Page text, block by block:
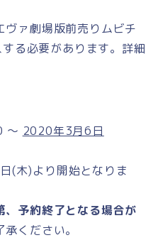
ヴァ劇場版前売りムビチ
る必要があります。詳細
～ 2020年3月6日
(木)より開始となりま
予約終了となる場合が
ください。